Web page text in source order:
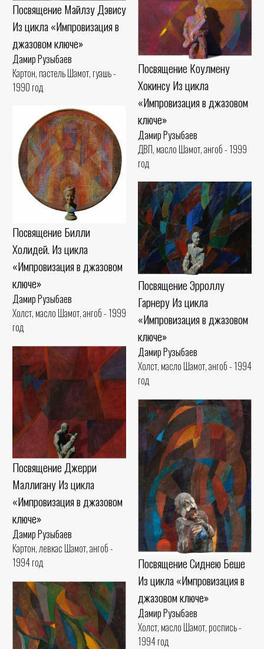
Посвящение Коулмену
Хокинсу Из цикла
«Импровизация в джазовом
ключе»
Дамир Рузыбаев
ДВП, масло Шамот, ангоб - 1999
год
Посвящение Майлзу Дэвису
Из цикла «Импровизация в
джазовом ключе»
Дамир Рузыбаев
Картон, пастель Шамот, гуашь -
1990 год
Посвящение Билли
Холидей. Из цикла
«Импровизация в джазовом
ключе»
Дамир Рузыбаев
Холст, масло Шамот, ангоб - 1999
год
Посвящение Эрроллу
Гарнеру Из цикла
«Импровизация в джазовом
ключе»
Дамир Рузыбаев
Холст, масло Шамот, ангоб - 1994
год
Посвящение Джерри
Маллигану Из цикла
«Импровизация в джазовом
ключе»
Дамир Рузыбаев
Картон, левкас Шамот, ангоб -
1994 год
Посвящение Сиднею Беше
Из цикла «Импровизация в
джазовом ключе»
Дамир Рузыбаев
Холст, масло Шамот, роспись -
1994 год